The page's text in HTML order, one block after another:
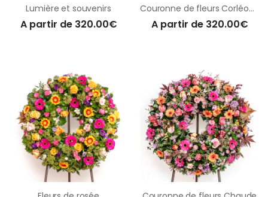
Lumière et souvenirs
A partir de 320.00€
Couronne de fleurs Corléone
A partir de 320.00€